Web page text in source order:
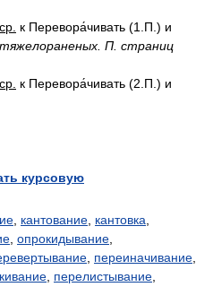
ср. к Перевора́чивать (1.П.) и
П. страниц
ср. к Перевора́чивать (2.П.) и
курсовую
кантование кантовка
опрокидывание
переиначивание
перелистывание